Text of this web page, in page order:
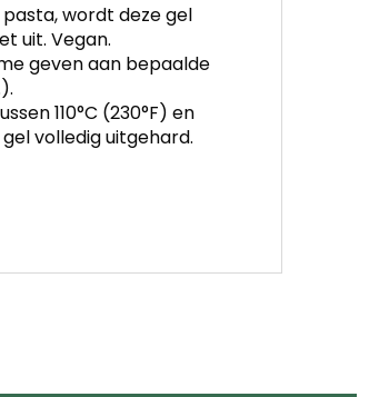
wordt deze gel
uit. Vegan.
geven aan bepaalde
110°C (230°F) en
volledig uitgehard.